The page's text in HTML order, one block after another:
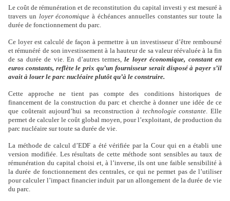
Le coût de rémunération et de reconstitution du capital investi y est mesuré à
travers un loyer économique à échéances annuelles constantes sur toute la
durée de fonctionnement du parc.
Ce loyer est calculé de façon à permettre à un investisseur d’être remboursé
et rémunéré de son investissement à la hauteur de sa valeur réévaluée à la fin
de sa durée de vie. En d’autres termes,le loyer économique, constant en
euros constants, reflète le prix qu’un fournisseur serait disposé à payer s’il
avait à louer le parc nucléaire plutôt qu’à le construire.
Cette approche ne tient pas compte des conditions historiques de
financement de la construction du parc et cherche à donner une idée de ce
que coûterait aujourd’hui sa reconstructionà technologie constante . Elle
permet de calculer le coût global moyen, pour l’exploitant, de production du
parc nucléaire sur toute sa durée de vie.
La méthode de calcul d’EDF a été vérifiée par la Cour qui en a établi une
version modifiée. Les résultats de cette méthode sont sensibles au taux de
rémunération du capital choisi et, à l’inverse, ils ont une faible sensibilité à
la durée de fonctionnement des centrales, ce qui ne permet pas de l’utiliser
pour calculer l’impact financier induit par un allongement de la durée de vie
du parc.